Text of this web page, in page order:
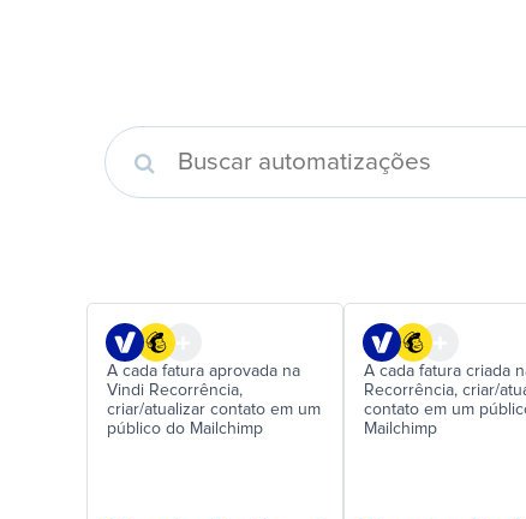
A cada fatura aprovada na
Vindi Recorrência,
criar/atualizar contato em um
público do Mailchimp
A cada fatura criada
Recorrência, criar/
contato em um
Mailchimp